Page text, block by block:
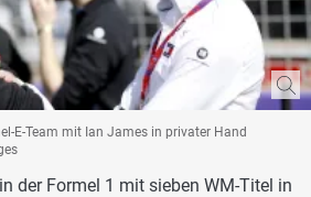
E-Team mit Ian James in privater Hand
der Formel 1 mit sieben WM-Titel in